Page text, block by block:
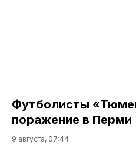
Футболисты
поражение в Перми
9 августа, 07:44